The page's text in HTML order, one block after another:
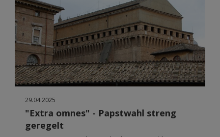
29.04.2025
"Extra omnes" - Papstwahl streng
geregelt